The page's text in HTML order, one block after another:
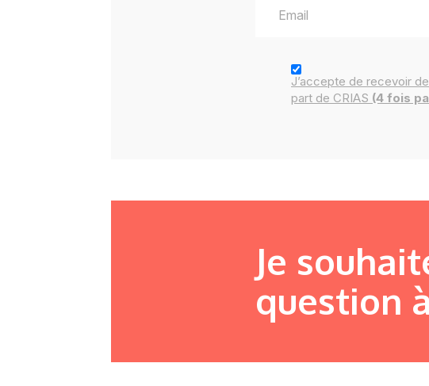
J’accepte de recevoir
part de CRIAS (4 fois
Je
question